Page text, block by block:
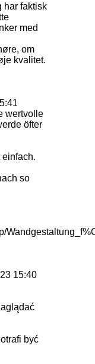
har faktisk
med
om
kvalitet.
wertvolle
öfter
einfach.
so
15:40
być